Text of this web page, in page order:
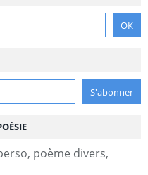
poème divers,